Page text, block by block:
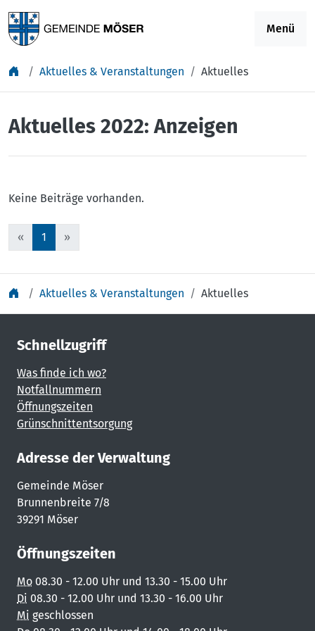
Menü
Aktuelles & Veranstaltungen Aktuelles
Aktuelles 2022: Anzeigen
Keine Beiträge vorhanden.
« 1 »
Aktuelles & Veranstaltungen Aktuelles
Schnellzugriff
Was finde ich wo?
Notfallnummern
Öffnungszeiten
Grünschnittentsorgung
Adresse der Verwaltung
Gemeinde Möser
Brunnenbreite 7/8
39291 Möser
Öffnungszeiten
Mo 08.30 - 12.00 Uhr und 13.30 - 15.00 Uhr
Di 08.30 - 12.00 Uhr und 13.30 - 16.00 Uhr
Mi geschlossen